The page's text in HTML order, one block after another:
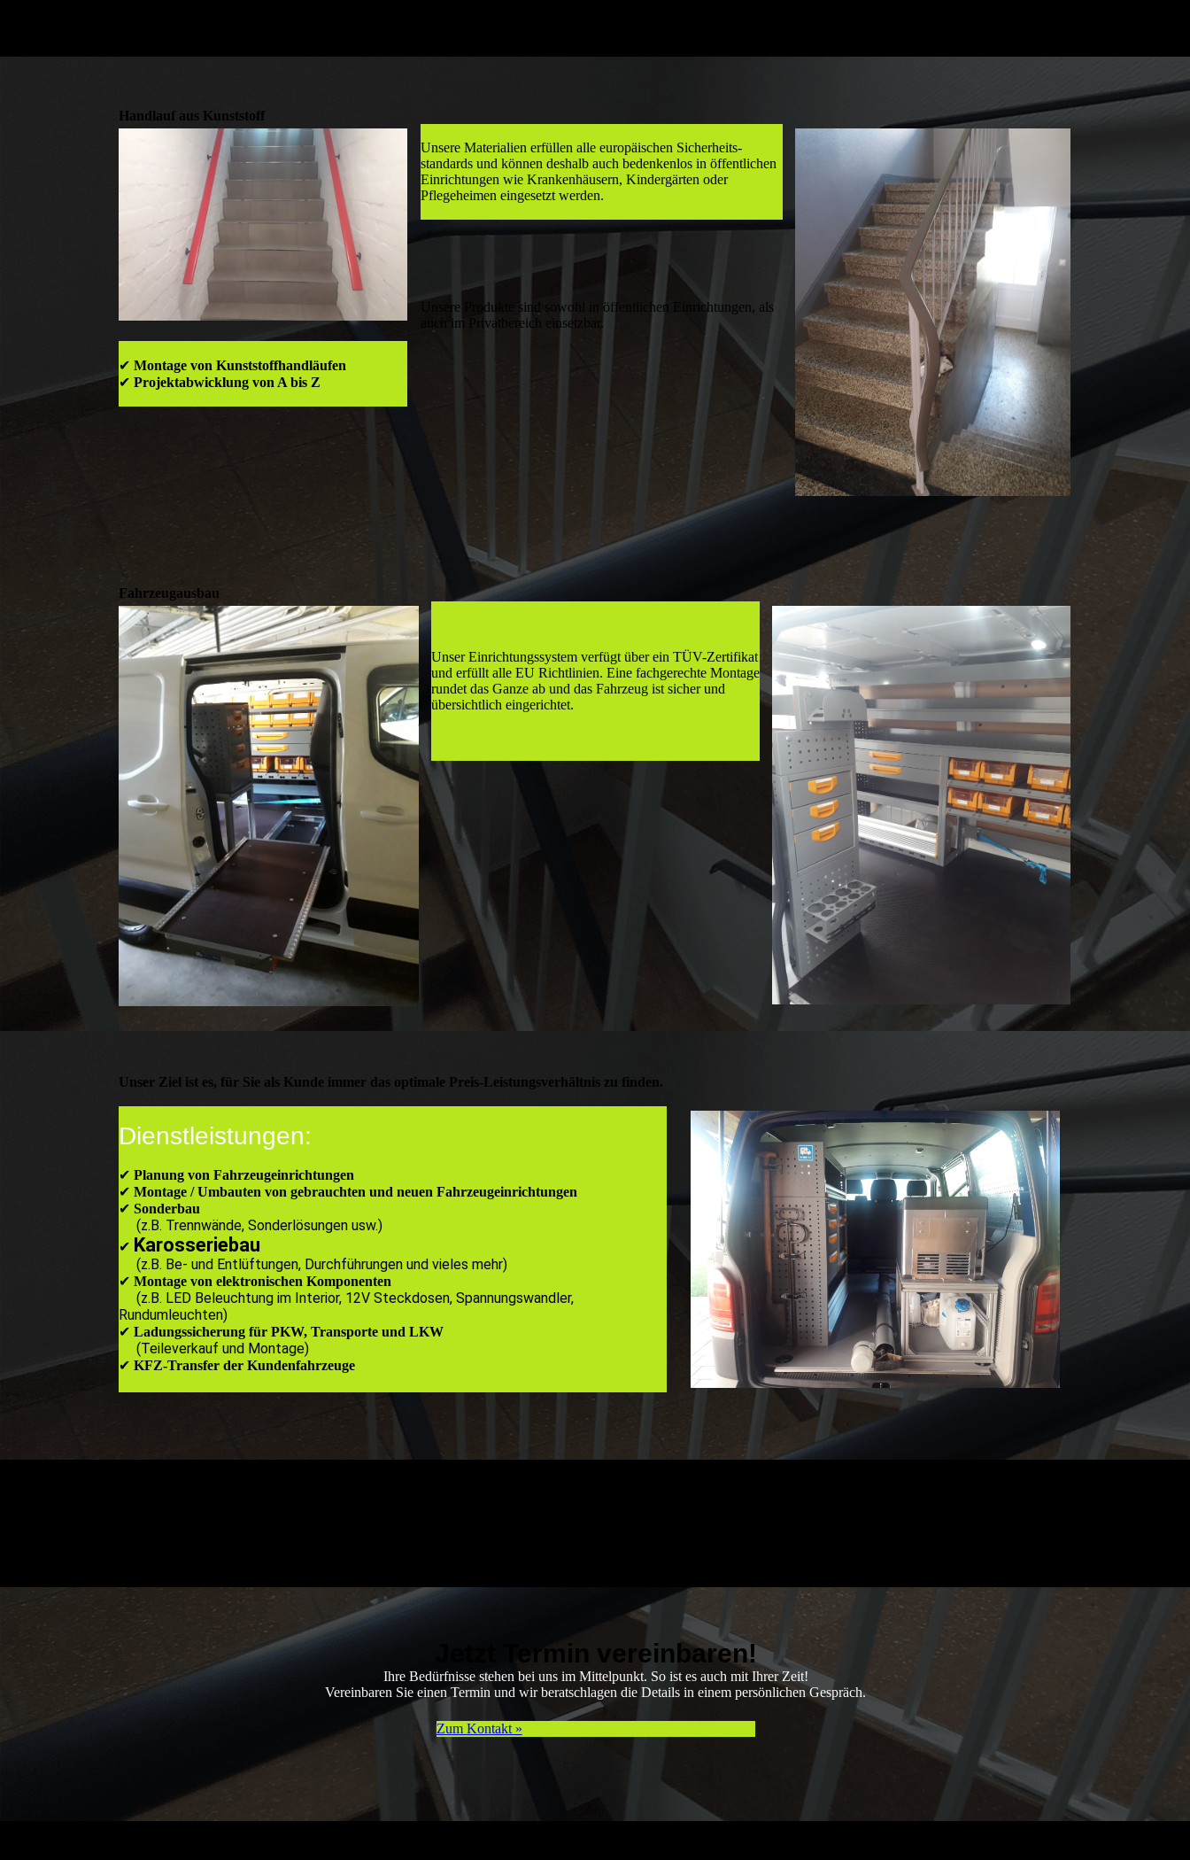
Handlauf aus Kunststoff
✔ Montage von Kunststoffhandläufen
✔ Projektabwicklung von A bis Z
Unsere Materialien erfüllen alle europäischen Sicherheits­
standards und können deshalb auch bedenkenlos in öffent­lichen
Einrichtungen wie Krankenhäusern, Kinder­gärten oder
Pflegeheimen eingesetzt werden.
Unsere Produkte sind sowohl in öffent­lichen Ein­richt­ungen, als
auch im Privatbereich einsetzbar.
Fahrzeugausbau
Unser Einrichtungssystem verfügt über ein TÜV-Zertifikat
und erfüllt alle EU Richtlinien. Eine fach­ge­rechte Montage
rundet das Ganze ab und das Fahrzeug ist sicher und
übersichtlich eingerichtet.
Unser Ziel ist es, für Sie als Kunde immer das optimale Preis-Leistungsverhältnis zu finden.
Dienstleistungen:
✔Planung von Fahrzeugeinrichtungen
✔Montage / Umbauten von gebrauchten und neuen Fahrzeugeinrichtungen
✔Sonderbau
(z.B. Trennwände, Sonderlösungen usw.)
✔ Karosseriebau
(z.B. Be- und Entlüftungen, Durchführungen und vieles mehr)
✔Montage von elektronischen Komponenten
(z.B. LED Beleuchtung im Interior, 12V Steckdosen, Spannungswandler,
Rundumleuchten)
✔Ladungssicherung für PKW, Transporte und LKW
(Teileverkauf und Montage)
✔KFZ-Transfer der Kundenfahrzeuge
Jetzt Termin vereinbaren!
Ihre Bedürfnisse stehen bei uns im Mittelpunkt. So ist es auch mit Ihrer Zeit!
Vereinbaren Sie einen Termin und wir beratschlagen die Details in einem persönlichen Gespräch.
Zum Kontakt »